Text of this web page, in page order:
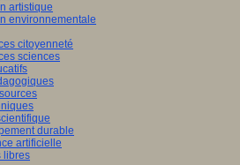
artistique
environnementale
citoyenneté
sciences
durable
artificielle
libres